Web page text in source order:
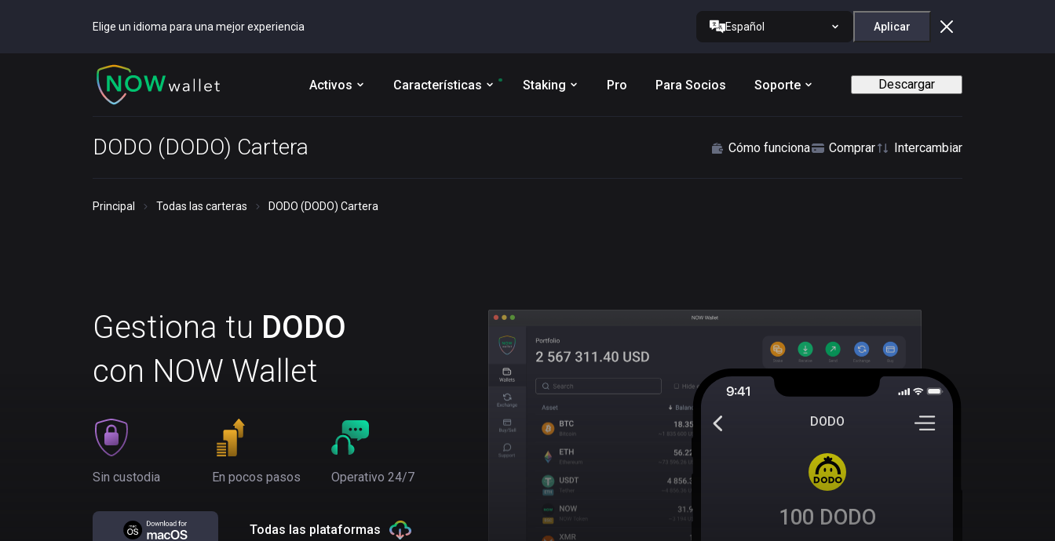
Elige un idioma para una mejor experiencia Español Aplicar
Activos Características Staking Pro Para Socios Soporte Descargar
DODO (DODO) Cartera Cómo funciona Comprar Intercambiar
Principal Todas las carteras DODO (DODO) Cartera
Gestiona tu DODO
con NOW Wallet
Sin custodia En pocos pasos Operativo 24/7
Todas las plataformas
DODO
100 DODO